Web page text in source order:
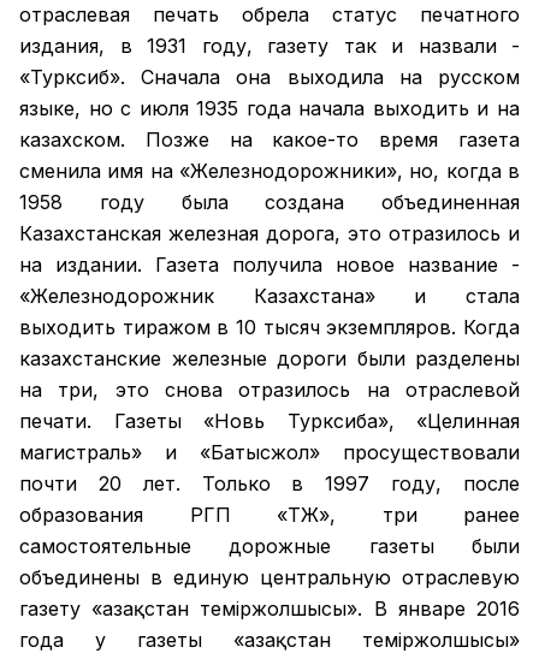
отраслевая печать обрела статус печатного
издания, в 1931 году, газету так и назвали -
«Турксиб». Сначала она выходила на русском
языке, но с июля 1935 года начала выходить и на
казахском. Позже на какое-то время газета
сменила имя на «Железнодорожники», но, когда в
1958 году была создана объединенная
Казахстанская железная дорога, это отразилось и
на издании. Газета получила новое название -
«Железнодорожник Казахстана» и стала
выходить тиражом в 10 тысяч экземпляров. Когда
казахстанские железные дороги были разделены
на три, это снова отразилось на отраслевой
печати. Газеты «Новь Турксиба», «Целинная
магистраль» и «Батысжол» просуществовали
почти 20 лет. Только в 1997 году, после
образования РГП «ҚТЖ», три ранее
самостоятельные дорожные газеты были
объединены в единую центральную отраслевую
газету «Қазақстан темiржолшысы». В январе 2016
года у газеты «Қазақстан теміржолшысы»